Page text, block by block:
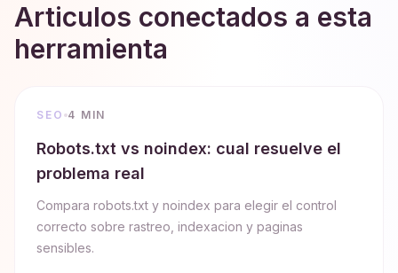
Articulos conectados a esta
herramienta
SEO 4 MIN
Robots.txt vs noindex: cual resuelve el
problema real
Compara robots.txt y noindex para elegir el control
correcto sobre rastreo, indexacion y paginas
sensibles.